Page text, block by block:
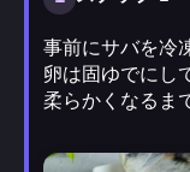
事前にサバを冷
卵は固ゆでにし
柔らかくなるま